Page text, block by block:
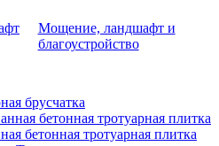
Мощение, ландшафт и
благоустройство
брусчатка
бетонная тротуарная плитка